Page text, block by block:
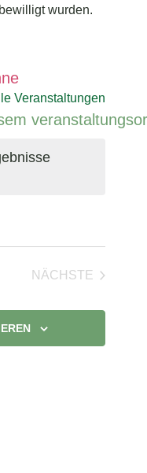
wurden.
Veranstaltungen
NÄCHSTE